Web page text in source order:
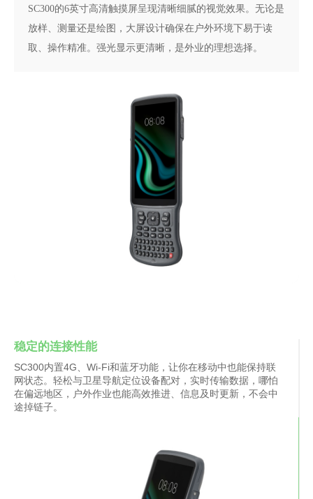
SC300的6英寸高清触摸屏呈现清晰细腻的视觉效果。无论是
放样、测量还是绘图，大屏设计确保在户外环境下易于读
取、操作精准。强光显示更清晰，是外业的理想选择。
稳定的连接性能
SC300内置4G、Wi-Fi和蓝牙功能，让你在移动中也能保持联
网状态。轻松与卫星导航定位设备配对，实时传输数据，哪怕
在偏远地区，户外作业也能高效推进、信息及时更新，不会中
途掉链子。